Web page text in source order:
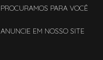
PROCURAMOS PARA VOCÊ
ANUNCIE EM NOSSO SITE